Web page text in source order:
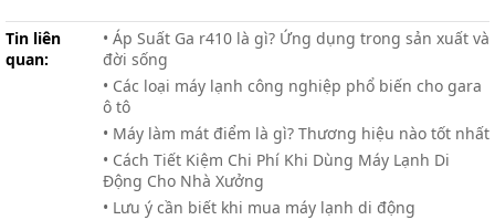
Tin liên
quan:
• Áp Suất Ga r410 là gì? Ứng dụng trong sản xuất và
đời sống
• Các loại máy lạnh công nghiệp phổ biến cho gara
ô tô
• Máy làm mát điểm là gì? Thương hiệu nào tốt nhất
• Cách Tiết Kiệm Chi Phí Khi Dùng Máy Lạnh Di
Động Cho Nhà Xưởng
• Lưu ý cần biết khi mua máy lạnh di động